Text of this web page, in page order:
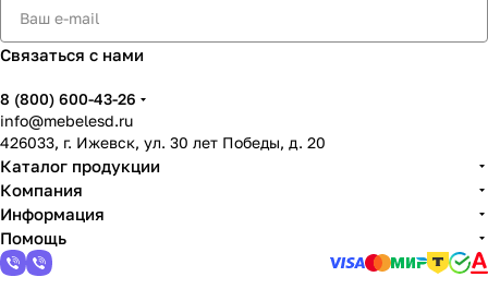
Связаться с нами
8 (800) 600-43-26
info@mebelesd.ru
426033, г. Ижевск, ул. 30 лет Победы, д. 20
Каталог продукции
Компания
Информация
Помощь